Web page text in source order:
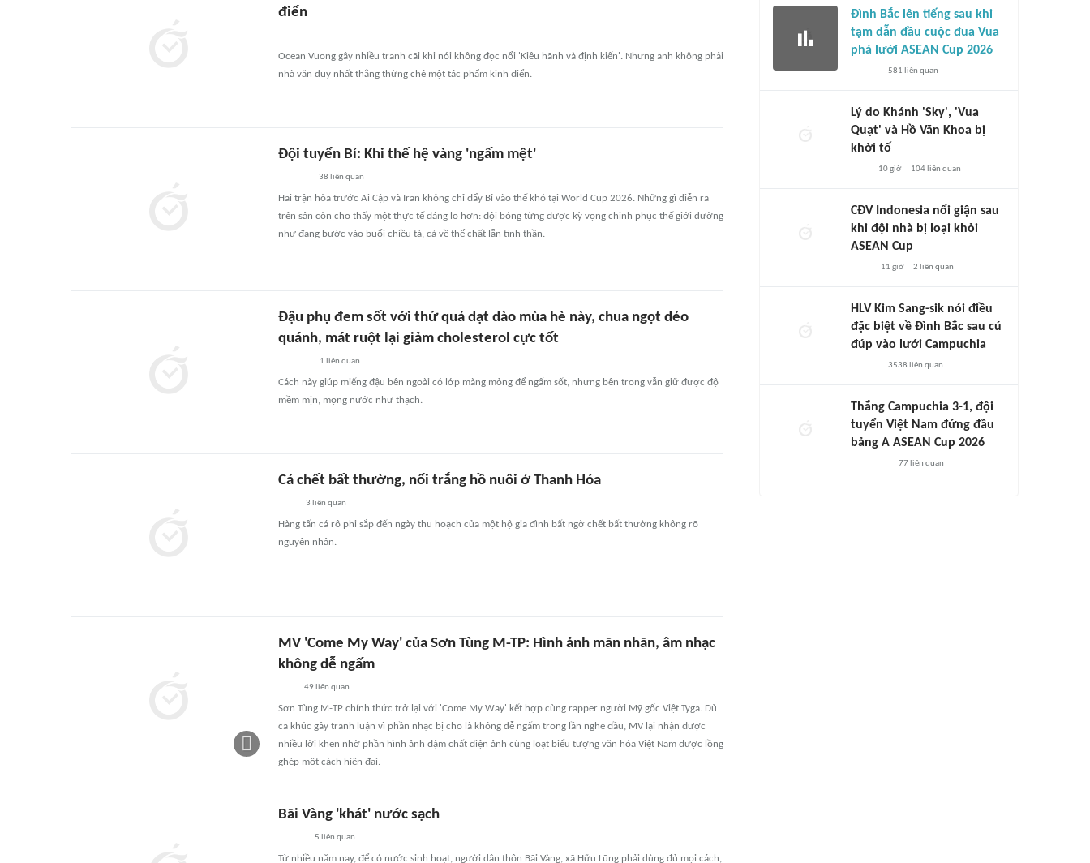
điển
Ocean Vuong gây nhiều tranh cãi khi nói không đọc nổi 'Kiêu hãnh và định kiến'. Nhưng anh không phải
nhà văn duy nhất thẳng thừng chê một tác phẩm kinh điển.
Đội tuyển Bỉ: Khi thế hệ vàng 'ngấm mệt'
38 liên quan
Hai trận hòa trước Ai Cập và Iran không chỉ đẩy Bỉ vào thế khó tại World Cup 2026. Những gì diễn ra
trên sân còn cho thấy một thực tế đáng lo hơn: đội bóng từng được kỳ vọng chinh phục thế giới dường
như đang bước vào buổi chiều tà, cả về thể chất lẫn tinh thần.
Đậu phụ đem sốt với thứ quả dạt dào mùa hè này, chua ngọt dẻo
quánh, mát ruột lại giảm cholesterol cực tốt
1 liên quan
Cách này giúp miếng đậu bên ngoài có lớp màng mỏng để ngấm sốt, nhưng bên trong vẫn giữ được độ
mềm mịn, mọng nước như thạch.
Cá chết bất thường, nổi trắng hồ nuôi ở Thanh Hóa
3 liên quan
Hàng tấn cá rô phi sắp đến ngày thu hoạch của một hộ gia đình bất ngờ chết bất thường không rõ
nguyên nhân.
MV 'Come My Way' của Sơn Tùng M-TP: Hình ảnh mãn nhãn, âm nhạc
không dễ ngấm
49 liên quan
Sơn Tùng M-TP chính thức trở lại với 'Come My Way' kết hợp cùng rapper người Mỹ gốc Việt Tyga. Dù
ca khúc gây tranh luận vì phần nhạc bị cho là không dễ ngấm trong lần nghe đầu, MV lại nhận được
nhiều lời khen nhờ phần hình ảnh đậm chất điện ảnh cùng loạt biểu tượng văn hóa Việt Nam được lồng
ghép một cách hiện đại.
Bãi Vàng 'khát' nước sạch
5 liên quan
Từ nhiều năm nay, để có nước sinh hoạt, người dân thôn Bãi Vàng, xã Hữu Lũng phải dùng đủ mọi cách,
Đình Bắc lên tiếng sau khi
tạm dẫn đầu cuộc đua Vua
phá lưới ASEAN Cup 2026
581 liên quan
Lý do Khánh 'Sky', 'Vua
Quạt' và Hồ Văn Khoa bị
khởi tố
10 giờ 104liên quan
CĐV Indonesia nổi giận sau
khi đội nhà bị loại khỏi
ASEAN Cup
11 giờ 2 liên quan
HLV Kim Sang-sik nói điều
đặc biệt về Đình Bắc sau cú
đúp vào lưới Campuchia
3538 liên quan
Thắng Campuchia 3-1, đội
tuyển Việt Nam đứng đầu
bảng A ASEAN Cup 2026
77liên quan